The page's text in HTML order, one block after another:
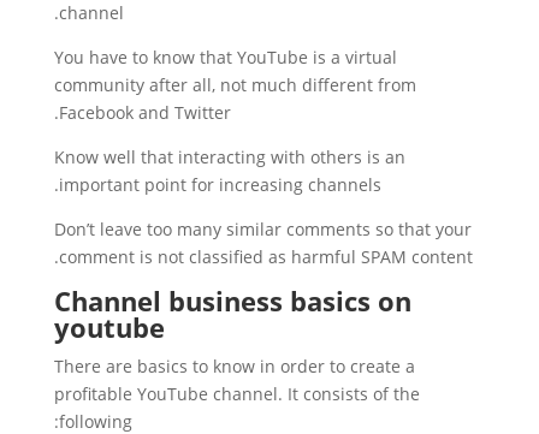
channel.
You have to know that YouTube is a virtual
community after all, not much different from
Facebook and Twitter.
Know well that interacting with others is an
important point for increasing channels.
Don’t leave too many similar comments so that your
comment is not classified as harmful SPAM content.
Channel business basics on
youtube
There are basics to know in order to create a
profitable YouTube channel. It consists of the
following: